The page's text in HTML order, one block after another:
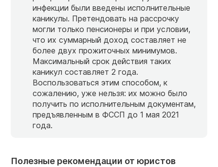
инфекции были введены исполнительные
каникулы. Претендовать на рассрочку
могли только пенсионеры и при условии,
что их суммарный доход составляет не
более двух прожиточных минимумов.
Максимальный срок действия таких
каникул составляет 2 года.
Воспользоваться этим способом, к
сожалению, уже нельзя: их можно было
получить по исполнительным документам,
предъявленным в ФССП до 1 мая 2021
года.
Полезные рекомендации от юристов